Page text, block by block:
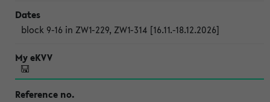
block 9-16 in ZW1-229, ZW1-314 [16.11.-18.12.2026]